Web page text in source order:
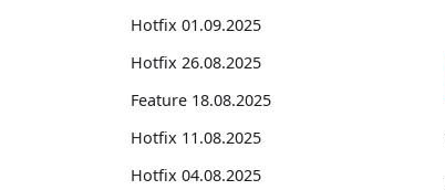
Hotfix 01.09.2025
Hotfix 26.08.2025
Feature 18.08.2025
Hotfix 11.08.2025
Hotfix 04.08.2025